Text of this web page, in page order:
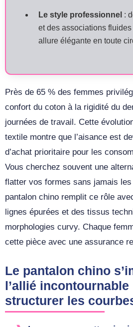
Le style professionnel :
et des associations
allure élégante en toute
Près de 65 % des femmes
confort du coton à la rigidité du
journées de travail. Cette
textile montre que l’aisance est
d’achat prioritaire pour les
Vous cherchez souvent une
flatter vos formes sans jamais
pantalon chino remplit ce rôle
lignes épurées et des tissus
morphologies curvy. Chaque
cette pièce avec une assurance
Le pantalon chino
l’allié incontournable
structurer les